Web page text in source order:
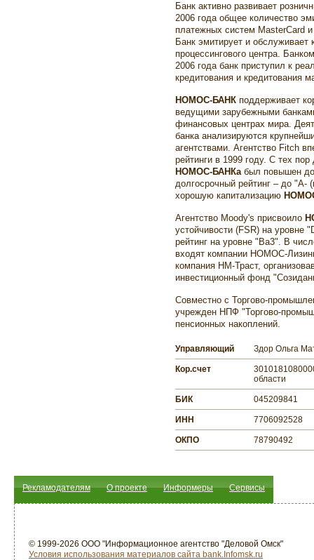
Банк активно развивает
2006 года общее количество
платежных систем MasterCard
Банк эмитирует и обслуживает
процессингового центра.
2006 года банк приступил к
кредитования и кредитования
НОМОС-БАНК поддерживает
ведущими зарубежными
финансовых центрах мира.
банка анализируются
агентствами. Агентство Fitch
рейтинги в 1999 году. С тех
НОМОС-БАНКа был повышен
долгосрочный рейтинг – до "А-
хорошую капитализацию
Агентство Moody's присвоило
устойчивости (FSR) на уровне
рейтинг на уровне "Ba3". В
входят компании НОМОС-
компания НМ-Траст,
инвестиционный фонд
Совместно с Торгово-
учрежден НПФ "Торгово-
пенсионных накоплений.
Управляющий Здор Ольга
Кор.счет
области
БИК 045209841
ИНН 7706092528
ОКПО 78790492
Рекламодателям О проекте Информеры Сервисы
© 1999-2026 ООО "Информационное агентство "Деловой Омск"
Условия использования материалов сайта bank.Infomsk.ru